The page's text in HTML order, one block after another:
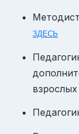
ЗДЕСЬ
взрослых